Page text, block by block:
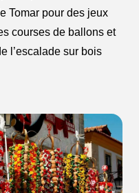
Tomar pour des jeux
courses de ballons et
l’escalade sur bois